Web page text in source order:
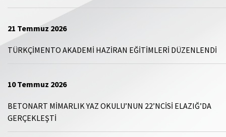
21 Temmuz 2026
TÜRKÇİMENTO AKADEMİ HAZİRAN EĞİTİMLERİ DÜZENLENDİ
10 Temmuz 2026
BETONART MİMARLIK YAZ OKULU’NUN 22’NCİSİ ELAZIĞ’DA
GERÇEKLEŞTİ